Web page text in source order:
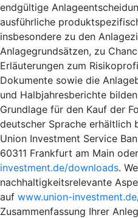
endgültige
ausführliche
insbesondere zu den
Anlagegrundsätzen, zu
Erläuterungen zum
Dokumente sowie die
und Halbjahresberichte
Grundlage für den Kauf der
deutscher Sprache erhältlich
Union Investment Service
60311 Frankfurt am Main
investment.de/downloads.
nachhaltigkeitsrelevante
auf www.union-
Zusammenfassung Ihrer